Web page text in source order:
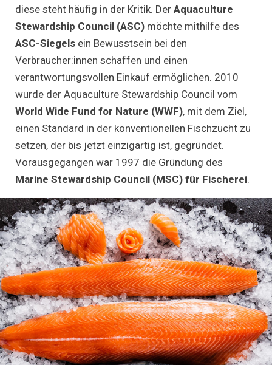
diese steht häufig in der Kritik. Der Aquaculture
Stewardship Council (ASC) möchte mithilfe des
ASC-Siegels ein Bewusstsein bei den
Verbraucher:innen schaffen und einen
verantwortungsvollen Einkauf ermöglichen. 2010
wurde der Aquaculture Stewardship Council vom
World Wide Fund for Nature (WWF), mit dem Ziel,
einen Standard in der konventionellen Fischzucht zu
setzen, der bis jetzt einzigartig ist, gegründet.
Vorausgegangen war 1997 die Gründung des
Marine Stewardship Council (MSC) für Fischerei.